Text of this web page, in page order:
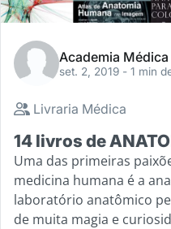
Academia Médica
set. 2, 2019 - 1 min
Livraria Médica
14 livros de
Uma das primeiras
medicina humana é a
laboratório anatômico
de muita magia e